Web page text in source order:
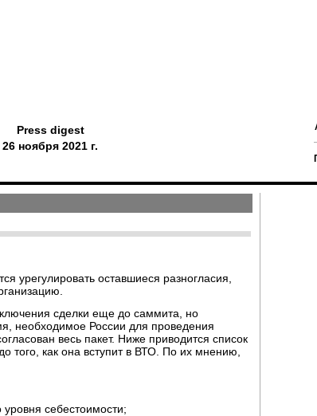
Press digest
26 ноября 2021 г.
урегулировать оставшиеся разногласия,
сделки еще до саммита, но
необходимое России для проведения
весь пакет. Ниже приводится список
того, как она вступит в ВТО. По их мнению,
себестоимости;